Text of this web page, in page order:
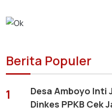
Berita Populer
1
Desa Amboyo Inti
Dinkes PPKB Cek